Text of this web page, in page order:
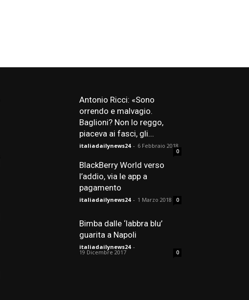
Antonio Ricci: «Sono
orrendo e malvagio.
Baglioni? Non lo reggo,
piaceva ai fasci, gli...
italiadailynews24 - 6 Febbraio 2018
0
BlackBerry World verso
l’addio, via le app a
pagamento
italiadailynews24 - 1 Marzo 2018 0
Bimba dalle ‘labbra blu’
guarita a Napoli
italiadailynews24 -
19 Dicembre 2017 0